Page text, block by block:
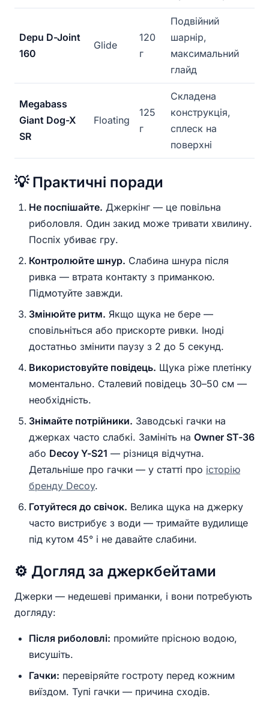
Depu D-Joint
160
Glide
120
г
Подвійний
шарнір,
максимальний
глайд
Megabass
Giant Dog-X
SR
Floating
125
г
Складена
конструкція,
сплеск на
поверхні
💡 Практичні поради
Не поспішайте. Джеркінг — це повільна
риболовля. Один закид може тривати хвилину.
Поспіх убиває гру.
Контролюйте шнур. Слабина шнура після
ривка — втрата контакту з приманкою.
Підмотуйте завжди.
Змінюйте ритм. Якщо щука не бере —
сповільніться або прискорте ривки. Іноді
достатньо змінити паузу з 2 до 5 секунд.
Використовуйте повідець. Щука ріже плетінку
моментально. Сталевий повідець 30–50 см —
необхідність.
Знімайте потрійники. Заводські гачки на
джерках часто слабкі. Замініть на Owner ST-36
або Decoy Y-S21 — різниця відчутна.
Детальніше про гачки — у статті про історію
бренду Decoy.
Готуйтеся до свічок. Велика щука на джерку
часто вистрибує з води — тримайте вудилище
під кутом 45° і не давайте слабини.
⚙️ Догляд за джеркбейтами
Джерки — недешеві приманки, і вони потребують
догляду:
Після риболовлі: промийте прісною водою,
висушіть.
Гачки: перевіряйте гостроту перед кожним
виїздом. Тупі гачки — причина сходів.